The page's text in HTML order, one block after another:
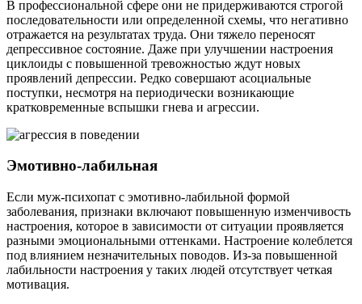
В профессиональной сфере они не придерживаются строгой
последовательности или определенной схемы, что негативно
отражается на результатах труда. Они тяжело переносят
депрессивное состояние. Даже при улучшении настроения
циклоиды с повышенной тревожностью ждут новых
проявлений депрессии. Редко совершают асоциальные
поступки, несмотря на периодически возникающие
кратковременные вспышки гнева и агрессии.
Эмотивно-лабильная
Если муж-психопат с эмотивно-лабильной формой
заболевания, признаки включают повышенную изменчивость
настроения, которое в зависимости от ситуации проявляется
разными эмоциональными оттенками. Настроение колеблется
под влиянием незначительных поводов. Из-за повышенной
лабильности настроения у таких людей отсутствует четкая
мотивация.